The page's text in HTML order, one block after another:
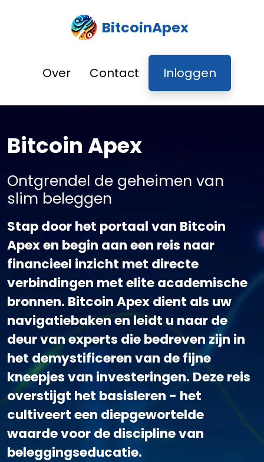
BitcoinApex
Over Contact Inloggen
Bitcoin Apex
Ontgrendel de geheimen van
slim beleggen
Stap door het portaal van Bitcoin
Apex en begin aan een reis naar
financieel inzicht met directe
verbindingen met elite academische
bronnen. Bitcoin Apex dient als uw
navigatiebaken en leidt u naar de
deur van experts die bedreven zijn in
het demystificeren van de fijne
kneepjes van investeringen. Deze reis
overstijgt het basisleren - het
cultiveert een diepgewortelde
waarde voor de discipline van
beleggingseducatie.